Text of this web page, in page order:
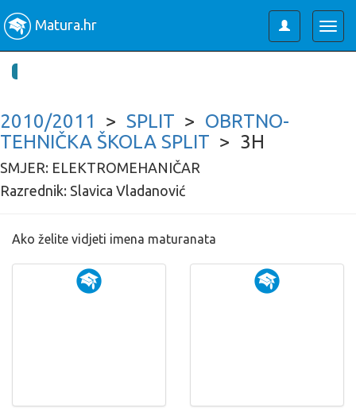
Toggle
user
Matura.hr
2010/2011 > SPLIT > OBRTNO-
TEHNIČKA ŠKOLA SPLIT > 3H
SMJER: ELEKTROMEHANIČAR
Razrednik: Slavica Vladanović
Ako želite vidjeti imena maturanata